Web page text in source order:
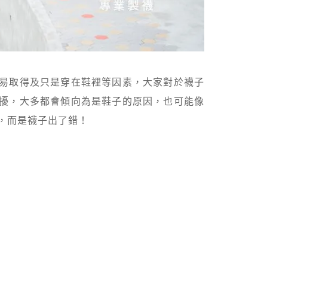
取得及只是穿在鞋裡等因素，大家對於襪子
，大多都會傾向為是鞋子的原因，也可能像
是襪子出了錯！